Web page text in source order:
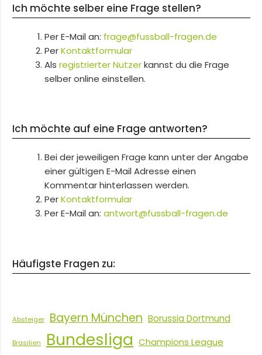
Ich möchte selber eine Frage stellen?
Per E-Mail an: frage@fussball-fragen.de
PerKontaktformular
Als registrierter Nutzerkannst du die Frage
selber online einstellen.
Ich möchte auf eine Frage antworten?
Bei der jeweiligen Frage kann unter der Angabe
einer gültigen E-Mail Adresse einen
Kommentar hinterlassen werden.
PerKontaktformular
Per E-Mail an: antwort@fussball-fragen.de
Häufigste Fragen zu:
Absteiger Bayern München Borussia Dortmund
Brasilien Bundesliga Champions League